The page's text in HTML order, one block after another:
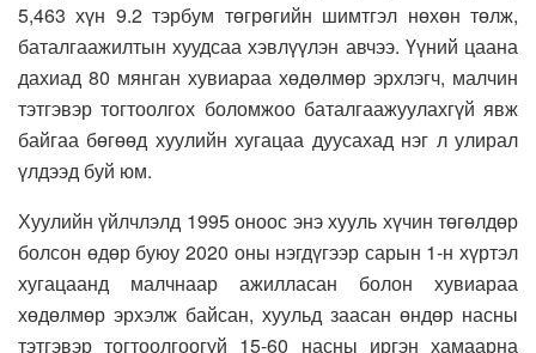
5,463 хүн 9.2 тэрбум төгрөгийн шимтгэл нөхөн төлж,
баталгаажилтын хуудсаа хэвлүүлэн авчээ. Үүний цаана
дахиад 80 мянган хувиараа хөдөлмөр эрхлэгч, малчин
тэтгэвэр тогтоолгох боломжоо баталгаажуулахгүй явж
байгаа бөгөөд хуулийн хугацаа дуусахад нэг л улирал
үлдээд буй юм.
Хуулийн үйлчлэлд 1995 оноос энэ хууль хүчин төгөлдөр
болсон өдөр буюу 2020 оны нэгдүгээр сарын 1-н хүртэл
хугацаанд малчнаар ажилласан болон хувиараа
хөдөлмөр эрхэлж байсан, хуульд заасан өндөр насны
тэтгэвэр тогтоолгоогүй 15-60 насны иргэн хамаарна